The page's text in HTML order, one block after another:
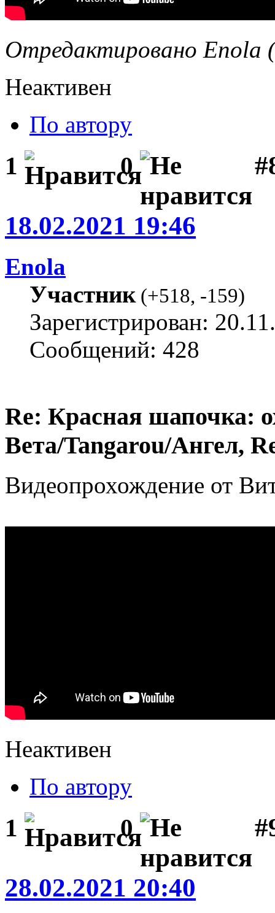
Отредактировано Enola
Неактивен
По автору
1 0
18.02.2021 19:46
Enola
Участник(+518, -159)
Зарегистрирован:
Сообщений: 428
Re: Красная шапочка:
Вета/Tangarou/Ангел,
Видеопрохождение от
Неактивен
По автору
1 0
28.02.2021 20:40